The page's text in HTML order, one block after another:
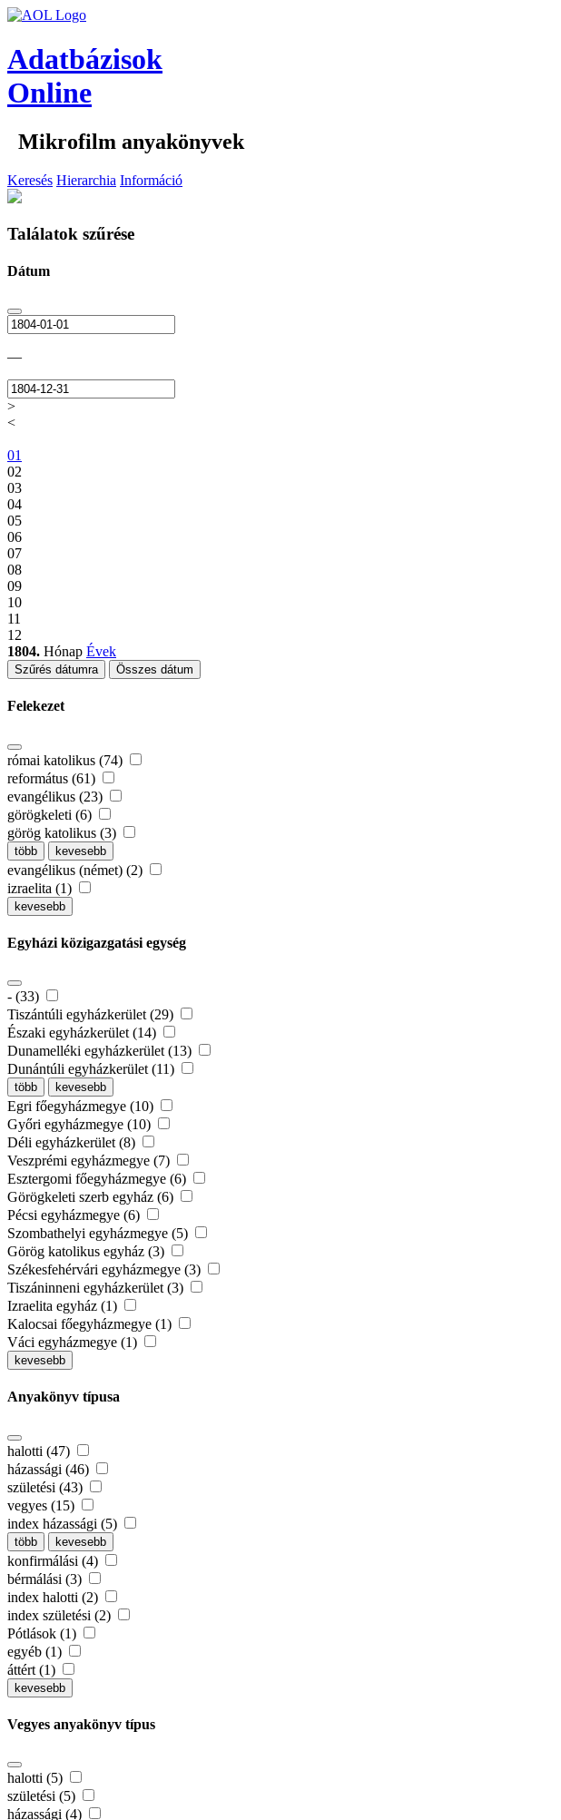
Adatbázisok
Online
Mikrofilm anyakönyvek
Keresés Hierarchia Információ
Találatok szűrése
Dátum
—
>
<
01
02
03
04
05
06
07
08
09
10
11
12
1804. Hónap Évek
Szűrés dátumra Összes dátum
Felekezet
római katolikus (74)
református (61)
evangélikus (23)
görögkeleti (6)
görög katolikus (3)
több kevesebb
evangélikus (német) (2)
izraelita (1)
kevesebb
Egyházi közigazgatási egység
- (33)
Tiszántúli egyházkerület (29)
Északi egyházkerület (14)
Dunamelléki egyházkerület (13)
Dunántúli egyházkerület (11)
több kevesebb
Egri főegyházmegye (10)
Győri egyházmegye (10)
Déli egyházkerület (8)
Veszprémi egyházmegye (7)
Esztergomi főegyházmegye (6)
Görögkeleti szerb egyház (6)
Pécsi egyházmegye (6)
Szombathelyi egyházmegye (5)
Görög katolikus egyház (3)
Székesfehérvári egyházmegye (3)
Tiszáninneni egyházkerület (3)
Izraelita egyház (1)
Kalocsai főegyházmegye (1)
Váci egyházmegye (1)
kevesebb
Anyakönyv típusa
halotti (47)
házassági (46)
születési (43)
vegyes (15)
index házassági (5)
több kevesebb
konfirmálási (4)
bérmálási (3)
index halotti (2)
index születési (2)
Pótlások (1)
egyéb (1)
áttért (1)
kevesebb
Vegyes anyakönyv típus
halotti (5)
születési (5)
házassági (4)